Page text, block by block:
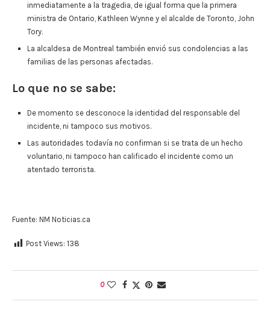
inmediatamente a la tragedia, de igual forma que la primera
ministra de Ontario, Kathleen Wynne y el alcalde de Toronto, John
Tory.
La alcaldesa de Montreal también envió sus condolencias a las
familias de las personas afectadas.
Lo que no se sabe:
De momento se desconoce la identidad del responsable del
incidente, ni tampoco sus motivos.
Las autoridades todavía no confirman si se trata de un hecho
voluntario, ni tampoco han calificado el incidente como un
atentado terrorista.
Fuente: NM Noticias.ca
Post Views: 138
0